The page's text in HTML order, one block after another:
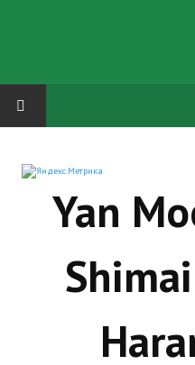
Русская биржа
Aliens vs Predator 2
Yan